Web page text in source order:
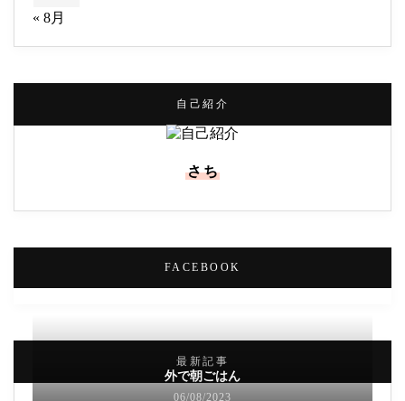
« 8月
自己紹介
さち
FACEBOOK
最新記事
外で朝ごはん
06/08/2023